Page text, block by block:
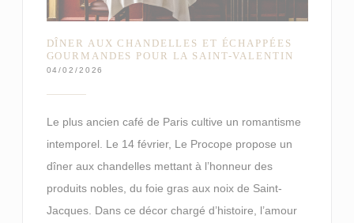
DÎNER AUX CHANDELLES ET ÉCHAPPÉES
GOURMANDES POUR LA SAINT-VALENTIN
04/02/2026
Le plus ancien café de Paris cultive un romantisme
intemporel. Le 14 février, Le Procope propose un
dîner aux chandelles mettant à l’honneur des
produits nobles, du foie gras aux noix de Saint-
Jacques. Dans ce décor chargé d’histoire, l’amour